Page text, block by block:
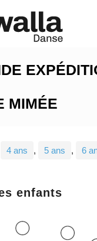
MIMÉE
4 ans , 5 ans , 6
enfants